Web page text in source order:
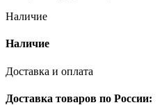
Наличие
Наличие
Доставка и оплата
Доставка товаров по России: